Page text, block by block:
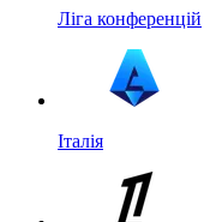
Ліга конференцій
Італія